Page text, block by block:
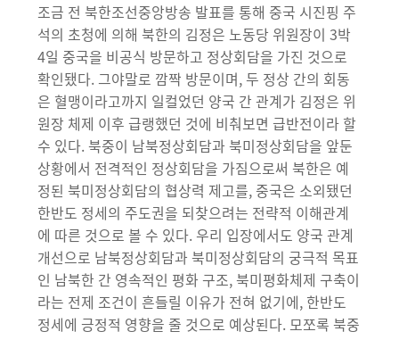
조금 전 북한조선중앙방송 발표를 통해 중국 시진핑 주
석의 초청에 의해 북한의 김정은 노동당 위원장이 3박
4일 중국을 비공식 방문하고 정상회담을 가진 것으로
확인됐다. 그야말로 깜짝 방문이며, 두 정상 간의 회동
은 혈맹이라고까지 일컬었던 양국 간 관계가 김정은 위
원장 체제 이후 급랭했던 것에 비춰보면 급반전이라 할
수 있다. 북중이 남북정상회담과 북미정상회담을 앞둔
상황에서 전격적인 정상회담을 가짐으로써 북한은 예
정된 북미정상회담의 협상력 제고를, 중국은 소외됐던
한반도 정세의 주도권을 되찾으려는 전략적 이해관계
에 따른 것으로 볼 수 있다. 우리 입장에서도 양국 관계
개선으로 남북정상회담과 북미정상회담의 궁극적 목표
인 남북한 간 영속적인 평화 구조, 북미평화체제 구축이
라는 전제 조건이 흔들릴 이유가 전혀 없기에, 한반도
정세에 긍정적 영향을 줄 것으로 예상된다. 모쪼록 북중